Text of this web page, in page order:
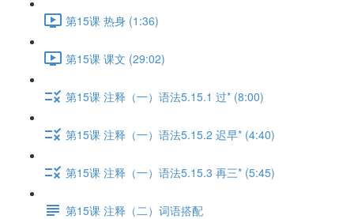
第15课 热身 (1:36)
第15课 课文 (29:02)
第15课 注释（一）语法5.15.1 过* (8:00)
第15课 注释（一）语法5.15.2 迟早* (4:40)
第15课 注释（一）语法5.15.3 再三* (5:45)
第15课 注释（二）词语搭配